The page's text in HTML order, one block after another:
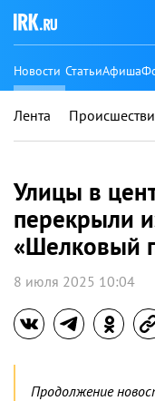
Новости СтатьиАфиша
Лента
Улицы в
перекрыли
«Шелковый
8 июля 2025 10:04
Продолжение